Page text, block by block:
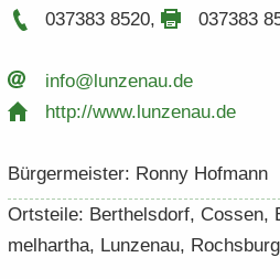
037383 8520, 037383
info@lun­zen­au.​de
http:/​/​www.​lunzenau.​de
Bür­ger­meis­ter: Ronny Hof­mann
Orts­tei­le: Bert­hels­dorf,
mel­har­tha, Lun­zen­au, Rochs­burg